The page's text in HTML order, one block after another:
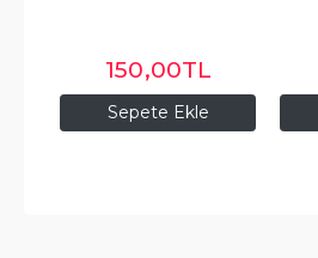
Sepete Ekle
150,00TL